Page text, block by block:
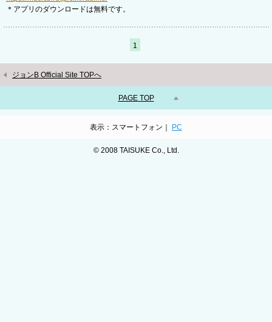
＊アプリのダウンロードは無料です。
1
ジョンB Official Site TOPへ
PAGE TOP
表示：スマートフォン｜ PC
© 2008 TAISUKE Co., Ltd.